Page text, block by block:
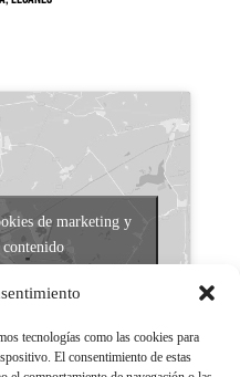
tecnologías como las cookies para
El consentimiento de estas
de marketing y